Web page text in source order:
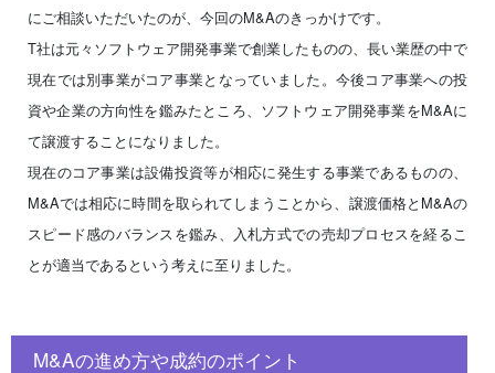
にご相談いただいたのが、今回のM&Aのきっかけです。
T社は元々ソフトウェア開発事業で創業したものの、長い業歴の中で
現在では別事業がコア事業となっていました。今後コア事業への投
資や企業の方向性を鑑みたところ、ソフトウェア開発事業をM&Aに
て譲渡することになりました。
現在のコア事業は設備投資等が相応に発生する事業であるものの、
M&Aでは相応に時間を取られてしまうことから、譲渡価格とM&Aの
スピード感のバランスを鑑み、入札方式での売却プロセスを経るこ
とが適当であるという考えに至りました。
M&Aの進め方や成約のポイント